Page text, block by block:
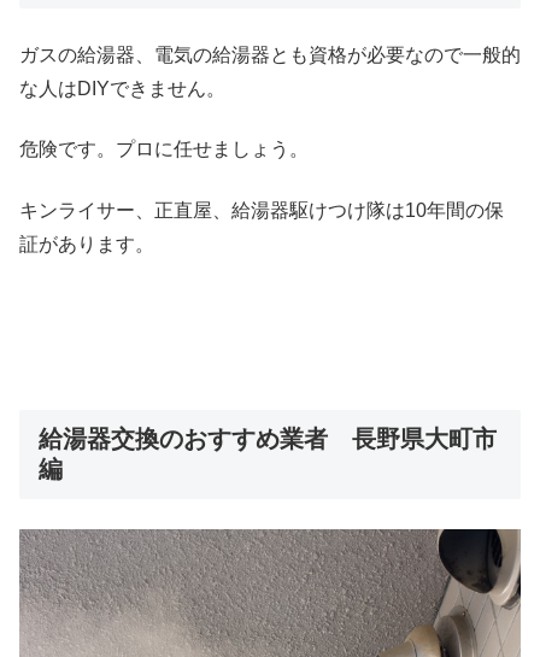
ガスの給湯器、電気の給湯器とも資格が必要なので一般的
な人はDIYできません。
危険です。プロに任せましょう。
キンライサー、正直屋、給湯器駆けつけ隊は10年間の保
証があります。
給湯器交換のおすすめ業者 長野県大町市
編